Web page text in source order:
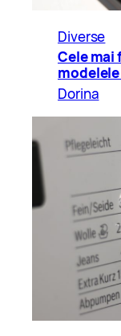
Diverse
Cele mai
Dorina